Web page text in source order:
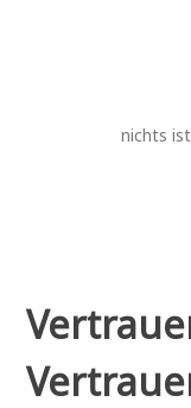
nichts